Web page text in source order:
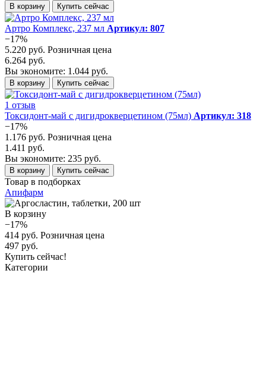
В корзину Купить сейчас
Артро Комплекс, 237 мл Артикул: 807
−17%
5.220 руб. Розничная цена
6.264 руб.
Вы экономите: 1.044 руб.
В корзину Купить сейчас
1 отзыв
Токсидонт-май с дигидрокверцетином (75мл) Артикул: 318
−17%
1.176 руб. Розничная цена
1.411 руб.
Вы экономите: 235 руб.
В корзину Купить сейчас
Товар в подборках
Апифарм
В корзину
−17%
414 руб. Розничная цена
497 руб.
Купить сейчас!
Категории